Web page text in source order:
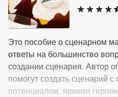
Это пособие о сценарном
ответы на большинство
создании сценария. Автор
помогут создать сценарий
потенциалом, яркими